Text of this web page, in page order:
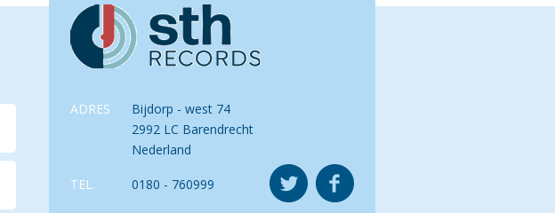
ADRES
Bijdorp - west 74
2992 LC Barendrecht
Nederland
TEL. 0180 - 760999